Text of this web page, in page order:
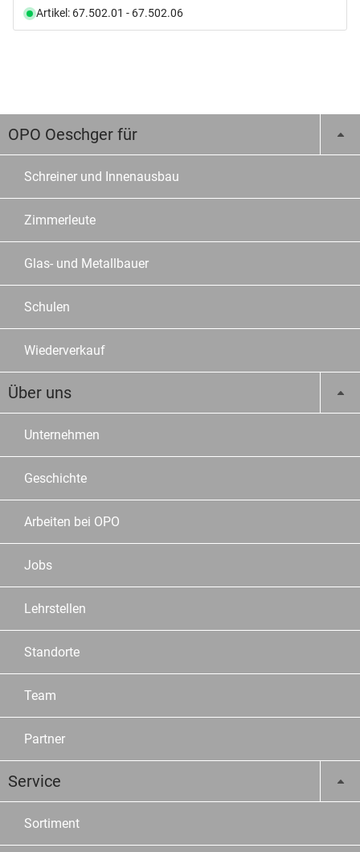
Artikel: 67.502.01 - 67.502.06
OPO Oeschger für
Schreiner und Innenausbau
Zimmerleute
Glas- und Metallbauer
Schulen
Wiederverkauf
Über uns
Unternehmen
Geschichte
Arbeiten bei OPO
Jobs
Lehrstellen
Standorte
Team
Partner
Service
Sortiment